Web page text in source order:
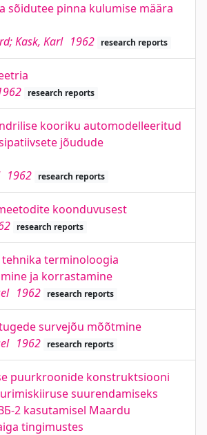
sõidutee pinna kulumise määra
Kask, Karl 1962 research reports
research reports
kooriku automodelleeritud
jõudude
1962 research reports
koonduvusest
research reports
tehnika terminoloogia
ja korrastamine
1962 research reports
survejõu mõõtmine
1962 research reports
puurkroonide konstruktsiooni
suurendamiseks
2 kasutamisel Maardu
tingimustes